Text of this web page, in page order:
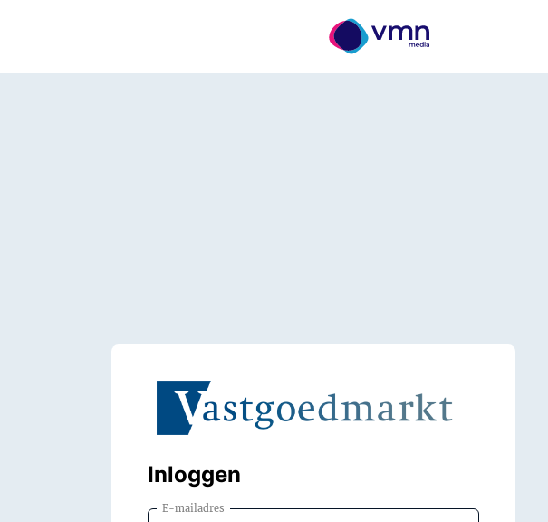
Inloggen
E-mailadres